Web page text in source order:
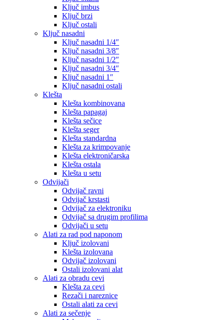
Ključ imbus
Ključ brzi
Ključ ostali
Ključ nasadni
Ključ nasadni 1/4″
Ključ nasadni 3/8″
Ključ nasadni 1/2″
Ključ nasadni 3/4″
Ključ nasadni 1″
Ključ nasadni ostali
Klešta
Klešta kombinovana
Klešta papagaj
Klešta sečice
Klešta seger
Klešta standardna
Klešta za krimpovanje
Klešta elektroničarska
Klešta ostala
Klešta u setu
Odvijači
Odvijač ravni
Odvijač krstasti
Odvijač za elektroniku
Odvijač sa drugim profilima
Odvijači u setu
Alati za rad pod naponom
Ključ izolovani
Klešta izolovana
Odvijač izolovani
Ostali izolovani alat
Alati za obradu cevi
Klešta za cevi
Rezači i nareznice
Ostali alati za cevi
Alati za sečenje